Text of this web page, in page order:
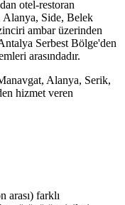
otel-restoran
Alanya, Side, Belek
ambar üzerinden
Serbest Bölge'den
arasındadır.
Alanya, Serik,
hizmet veren
farklı